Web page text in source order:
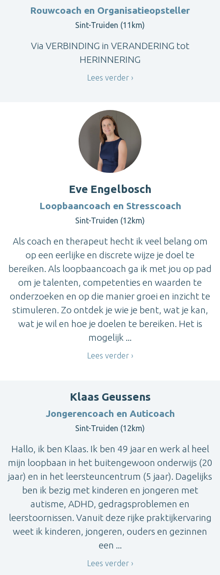
Rouwcoach en Organisatieopsteller
Sint-Truiden (11km)
Via VERBINDING in VERANDERING tot
HERINNERING
Lees verder
Eve Engelbosch
Loopbaancoach en Stresscoach
Sint-Truiden (12km)
Als coach en therapeut hecht ik veel belang om
op een eerlijke en discrete wijze je doel te
bereiken. Als loopbaancoach ga ik met jou op pad
om je talenten, competenties en waarden te
onderzoeken en op die manier groei en inzicht te
stimuleren. Zo ontdek je wie je bent, wat je kan,
wat je wil en hoe je doelen te bereiken. Het is
mogelijk ...
Lees verder
Klaas Geussens
Jongerencoach en Auticoach
Sint-Truiden (12km)
Hallo, ik ben Klaas. Ik ben 49 jaar en werk al heel
mijn loopbaan in het buitengewoon onderwijs (20
jaar) en in het leersteuncentrum (5 jaar). Dagelijks
ben ik bezig met kinderen en jongeren met
autisme, ADHD, gedragsproblemen en
leerstoornissen. Vanuit deze rijke praktijkervaring
weet ik kinderen, jongeren, ouders en gezinnen
een ...
Lees verder